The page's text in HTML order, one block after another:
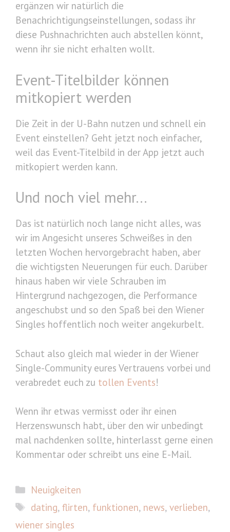
ergänzen wir natürlich die
Benachrichtigungseinstellungen, sodass ihr
diese Pushnachrichten auch abstellen könnt,
wenn ihr sie nicht erhalten wollt.
Event-Titelbilder können
mitkopiert werden
Die Zeit in der U-Bahn nutzen und schnell ein
Event einstellen? Geht jetzt noch einfacher,
weil das Event-Titelbild in der App jetzt auch
mitkopiert werden kann.
Und noch viel mehr…
Das ist natürlich noch lange nicht alles, was
wir im Angesicht unseres Schweißes in den
letzten Wochen hervorgebracht haben, aber
die wichtigsten Neuerungen für euch. Darüber
hinaus haben wir viele Schrauben im
Hintergrund nachgezogen, die Performance
angeschubst und so den Spaß bei den Wiener
Singles hoffentlich noch weiter angekurbelt.
Schaut also gleich mal wieder in der Wiener
Single-Community eures Vertrauens vorbei und
verabredet euch zu tollen Events!
Wenn ihr etwas vermisst oder ihr einen
Herzenswunsch habt, über den wir unbedingt
mal nachdenken sollte, hinterlasst gerne einen
Kommentar oder schreibt uns eine E-Mail.
Kategorien
Neuigkeiten
Schlagwörter
dating,flirten, funktionen, news,verlieben,
wiener singles